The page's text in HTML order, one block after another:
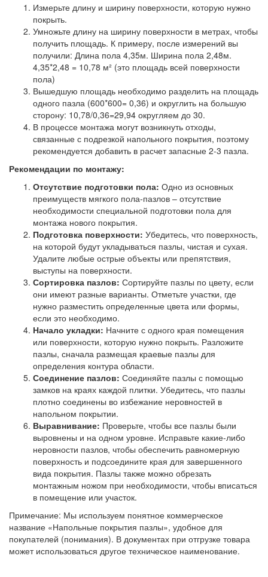
Измерьте длину и ширину поверхности, которую нужно
покрыть.
Умножьте длину на ширину поверхности в метрах, чтобы
получить площадь. К примеру, после измерений вы
получили: Длина пола 4,35м. Ширина пола 2,48м.
4,35*2,48 = 10,78 м² (это площадь всей поверхности
пола)
Вышедшую площадь необходимо разделить на площадь
одного пазла (600*600= 0,36) и округлить на большую
сторону: 10,78/0,36=29,94 округляем до 30.
В процессе монтажа могут возникнуть отходы,
связанные с подрезкой напольного покрытия, поэтому
рекомендуется добавить в расчет запасные 2-3 пазла.
Рекомендации по монтажу:
Отсутствие подготовки пола: Одно из основных
преимуществ мягкого пола-пазлов – отсутствие
необходимости специальной подготовки пола для
монтажа нового покрытия.
Подготовка поверхности: Убедитесь, что поверхность,
на которой будут укладываться пазлы, чистая и сухая.
Удалите любые острые объекты или препятствия,
выступы на поверхности.
Сортировка пазлов: Сортируйте пазлы по цвету, если
они имеют разные варианты. Отметьте участки, где
нужно разместить определенные цвета или формы,
если это необходимо.
Начало укладки: Начните с одного края помещения
или поверхности, которую нужно покрыть. Разложите
пазлы, сначала размещая краевые пазлы для
определения контура области.
Соединение пазлов: Соединяйте пазлы с помощью
замков на краях каждой плитки. Убедитесь, что пазлы
плотно соединены во избежание неровностей в
напольном покрытии.
Выравнивание: Проверьте, чтобы все пазлы были
выровнены и на одном уровне. Исправьте какие-либо
неровности пазлов, чтобы обеспечить равномерную
поверхность и подсоедините края для завершенного
вида покрытия. Пазлы также можно обрезать
монтажным ножом при необходимости, чтобы вписаться
в помещение или участок.
Примечание: Мы используем понятное коммерческое
название «Напольные покрытия пазлы», удобное для
покупателей (понимания). В документах при отгрузке товара
может использоваться другое техническое наименование.